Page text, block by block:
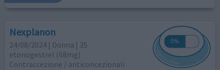
Nexplanon
24/08/2024 | Donna | 35
etonogestrel (68mg)
Contraccezione / anticoncezionali